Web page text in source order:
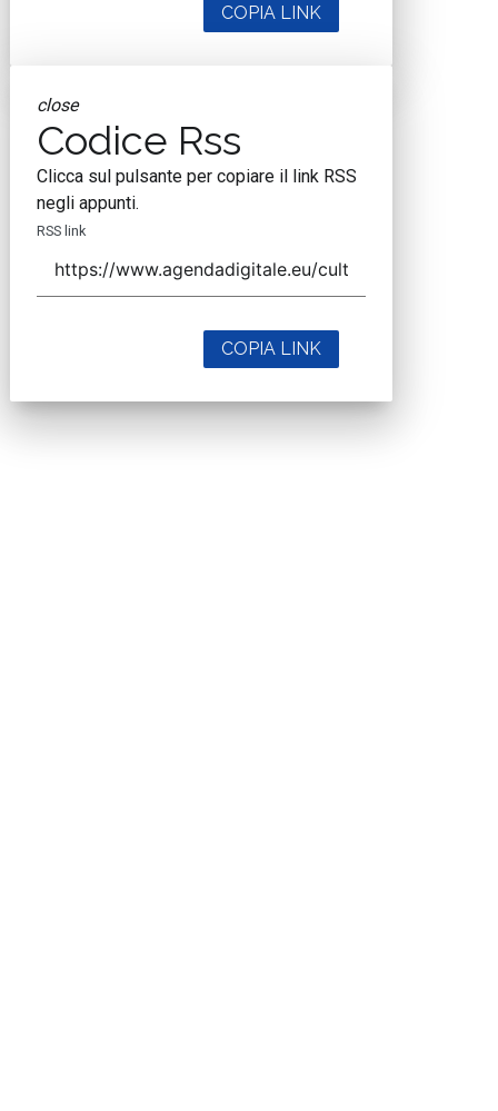
COPIA LINK
close
Codice Rss
Clicca sul pulsante per copiare il link RSS
negli appunti.
RSS link
COPIA LINK